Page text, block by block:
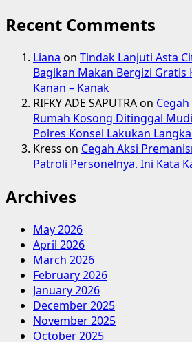
Recent Comments
Liana on Tindak Lanjuti Asta
Bagikan Makan Bergizi Gratis
Kanan – Kanak
RIFKY ADE SAPUTRAon
Rumah Kosong Ditinggal
Polres Konsel Lakukan
Kress on Cegah Aksi
Patroli Personelnya. Ini Kata
Archives
May 2026
April 2026
March 2026
February 2026
January 2026
December 2025
November 2025
October 2025